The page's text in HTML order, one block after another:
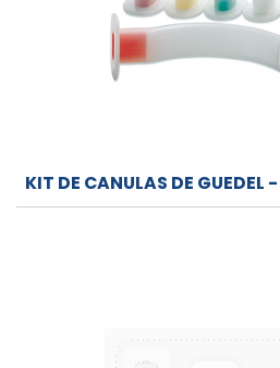
KIT DE CANULAS DE GUEDEL